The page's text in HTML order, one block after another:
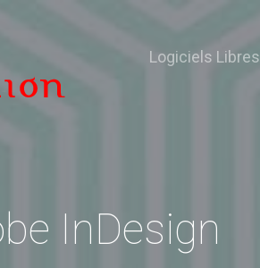
Logiciels Libres
InDesign